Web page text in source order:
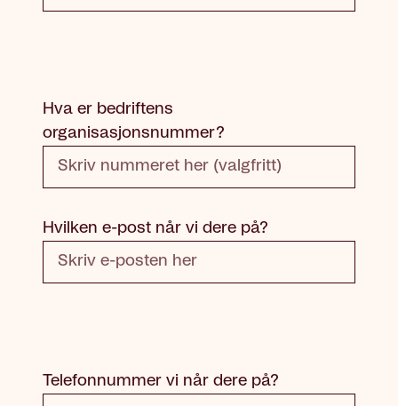
Hva er bedriftens
organisasjonsnummer?
Hvilken e-post når vi dere på?
Telefonnummer vi når dere på?